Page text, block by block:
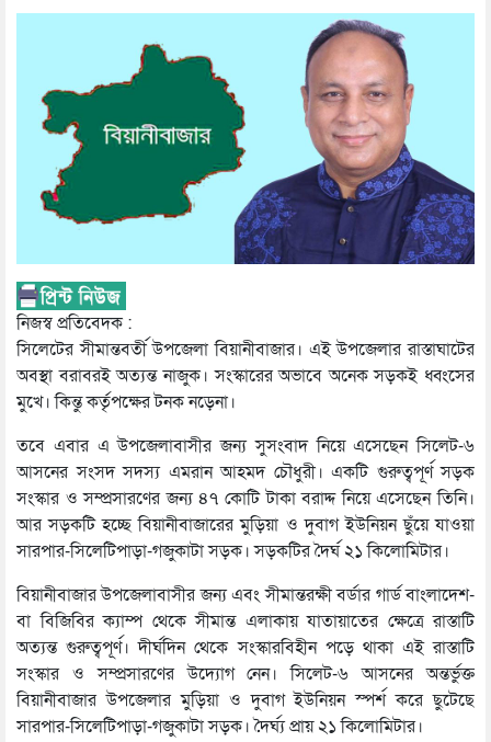
নিজস্ব প্রতিবেদক :
সিলেটের সীমান্তবর্তী উপজেলা বিয়ানীবাজার। এই উপজেলার রাস্তাঘাটের
অবস্থা বরাবরই অত্যন্ত নাজুক। সংস্কারের অভাবে অনেক সড়কই ধ্বংসের
মুখে। কিন্তু কর্তৃপক্ষের টনক নড়েনা।
তবে এবার এ উপজেলাবাসীর জন্য সুসংবাদ নিয়ে এসেছেন সিলেট-৬
আসনের সংসদ সদস্য এমরান আহমদ চৌধুরী। একটি গুরুত্বপূর্ণ সড়ক
সংস্কার ও সম্প্রসারণের জন্য ৪৭ কোটি টাকা বরাদ্দ নিয়ে এসেছেন তিনি।
আর সড়কটি হচ্ছে বিয়ানীবাজারের মুড়িয়া ও দুবাগ ইউনিয়ন ছুঁয়ে যাওয়া
সারপার-সিলেটিপাড়া-গজুকাটা সড়ক। সড়কটির দৈর্ঘ ২১ কিলোমিটার।
বিয়ানীবাজার উপজেলাবাসীর জন্য এবং সীমান্তরক্ষী বর্ডার গার্ড বাংলাদেশ-
বা বিজিবির ক্যাম্প থেকে সীমান্ত এলাকায় যাতায়াতের ক্ষেত্রে রাস্তাটি
অত্যন্ত গুরুত্বপূর্ণ। দীর্ঘদিন থেকে সংস্কারবিহীন পড়ে থাকা এই রাস্তাটি
সংস্কার ও সম্প্রসারণের উদ্যোগ নেন। সিলেট-৬ আসনের অন্তর্ভুক্ত
বিয়ানীবাজার উপজেলার মুড়িয়া ও দুবাগ ইউনিয়ন স্পর্শ করে ছুটেছে
সারপার-সিলেটিপাড়া-গজুকাটা সড়ক। দৈর্ঘ্য প্রায় ২১ কিলোমিটার।